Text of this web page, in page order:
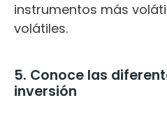
instrumentos más
volátiles.
5. Conoce las
inversión